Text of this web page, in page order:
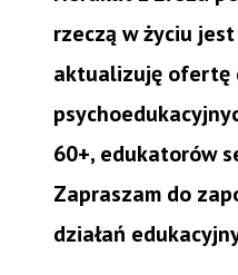
rzeczą w życiu
aktualizuję ofertę
60+, edukatorów
Zapraszam do
działań